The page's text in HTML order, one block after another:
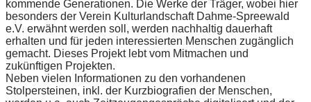
kommende Generationen. Die Werke der Träger, wobei hier
besonders der Verein Kulturlandschaft Dahme-Spreewald
e.V. erwähnt werden soll, werden nachhaltig dauerhaft
erhalten und für jeden interessierten Menschen zugänglich
gemacht. Dieses Projekt lebt vom Mitmachen und
zukünftigen Projekten.
Neben vielen Informationen zu den vorhandenen
Stolpersteinen, inkl. der Kurzbiografien der Menschen,